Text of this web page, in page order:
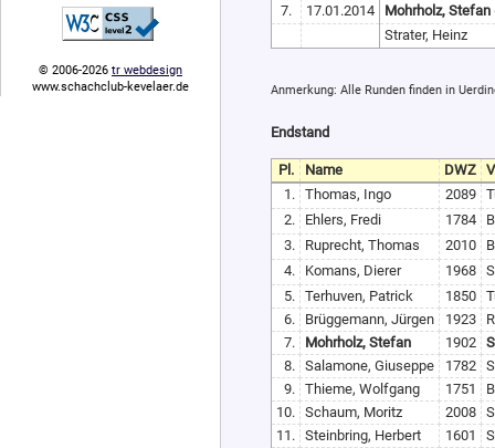
© 2006-2026 tr webdesign
www.schachclub-kevelaer.de
7.
17.01.2014
Mohrholz,
Strater, Heinz
Anmerkung: Alle Runden finden in
Endstand
Pl. Name DWZ
1.
Thomas, Ingo 2089
2.
Ehlers, Fredi 1784
3.
Ruprecht, Thomas 2010
4.
Komans, Dierer 1968
5.
Terhuven, Patrick 1850
6.
Brüggemann, Jürgen 1923
7.
Mohrholz, Stefan 1902
8.
Salamone, Giuseppe 1782
9.
Thieme, Wolfgang 1751
10.
Schaum, Moritz 2008
11.
Steinbring, Herbert 1601